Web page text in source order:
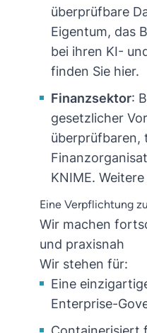
überprüfbare
Eigentum, das
bei ihren KI-
finden Sie hier.
Finanzsektor:
gesetzlicher
überprüfbaren,
KNIME.
Eine Verpflichtung
Wir machen
und praxisnah
Wir stehen für:
Eine
Enterprise-